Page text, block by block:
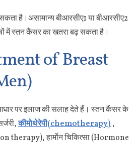
है।असामान्य बीआरसीए1 या बीआरसीए2
में स्तन कैंसर का खतरा बढ़ सकता है।
of Breast
पर इलाज की सलाह देते हैं। स्तन कैंसर के
कीमोथेरेपी(chemotherapy),
therapy), हार्मोन चिकित्सा (Hormone